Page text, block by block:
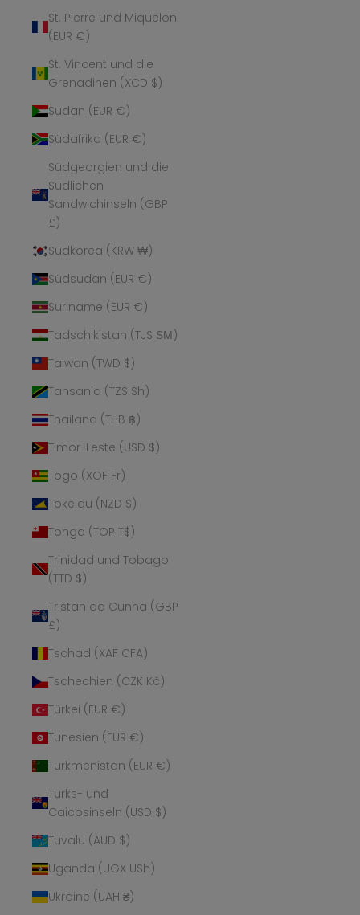
St. Pierre und Miquelon
(EUR €)
St. Vincent und die
Grenadinen (XCD $)
Sudan (EUR €)
Südafrika (EUR €)
Südgeorgien und die
Südlichen
Sandwichinseln (GBP
£)
Südkorea (KRW ₩)
Südsudan (EUR €)
Suriname (EUR €)
Tadschikistan (TJS ЅМ)
Taiwan (TWD $)
Tansania (TZS Sh)
Thailand (THB ฿)
Timor-Leste (USD $)
Togo (XOF Fr)
Tokelau (NZD $)
Tonga (TOP T$)
Trinidad und Tobago
(TTD $)
Tristan da Cunha (GBP
£)
Tschad (XAF CFA)
Tschechien (CZK Kč)
Türkei (EUR €)
Tunesien (EUR €)
Turkmenistan (EUR €)
Turks- und
Caicosinseln (USD $)
Tuvalu (AUD $)
Uganda (UGX USh)
Ukraine (UAH ₴)